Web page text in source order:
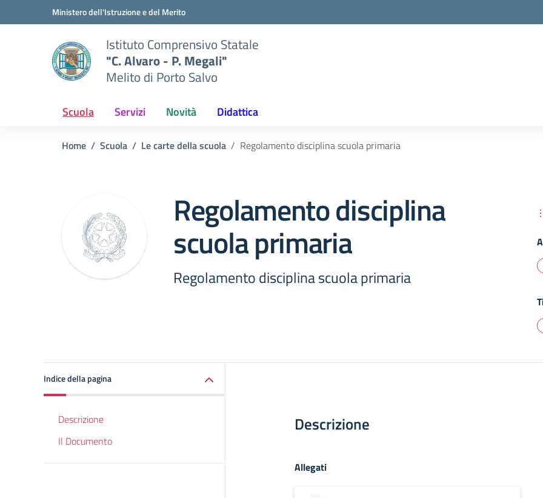
Vai ai contenuti
Vai al menu di navigazioneMinistero dell'Istruzione e del Merito
Istituto Comprensivo Statale
"C. Alvaro - P. Megali"
Melito di Porto Salvo
Scuola Servizi Novità Didattica
Home Scuola Le carte della scuola Regolamento disciplina scuola primaria
Regolamento disciplina
scuola primaria
Regolamento disciplina scuola primaria
Indice della pagina
Descrizione
Il Documento
Descrizione
Allegati